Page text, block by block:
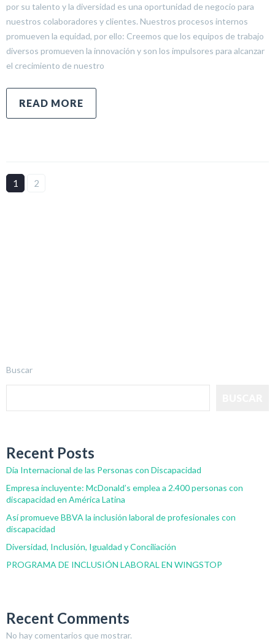
por su talento y la diversidad es una oportunidad de negocio para
nuestros colaboradores y clientes. Nuestros procesos internos
promueven la equidad, por ello: Creemos que los equipos de trabajo
diversos promueven la innovación y son los impulsores para alcanzar
el crecimiento de nuestro
READ MORE
1 2
Buscar
Recent Posts
Día Internacional de las Personas con Discapacidad
Empresa incluyente: McDonald’s emplea a 2.400 personas con
discapacidad en América Latina
Así promueve BBVA la inclusión laboral de profesionales con
discapacidad
Diversidad, Inclusión, Igualdad y Conciliación
PROGRAMA DE INCLUSIÓN LABORAL EN WINGSTOP
Recent Comments
No hay comentarios que mostrar.